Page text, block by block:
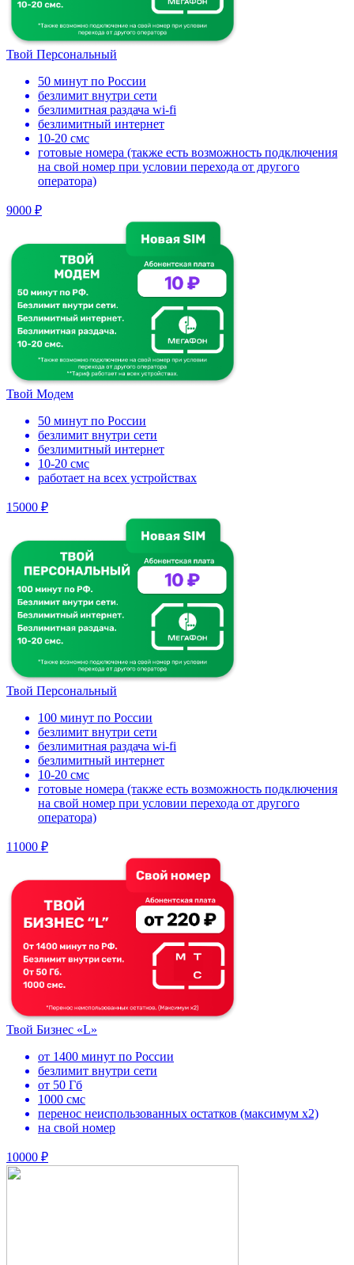
Твой Персональный
50 минут по России
безлимит внутри сети
безлимитная раздача wi-fi
безлимитный интернет
10-20 смс
готовые номера (также есть возможность подключения
на свой номер при условии перехода от другого
оператора)
9000 ₽
Твой Модем
50 минут по России
безлимит внутри сети
безлимитный интернет
10-20 смс
работает на всех устройствах
15000 ₽
Твой Персональный
100 минут по России
безлимит внутри сети
безлимитная раздача wi-fi
безлимитный интернет
10-20 смс
готовые номера (также есть возможность подключения
на свой номер при условии перехода от другого
оператора)
11000 ₽
Твой Бизнес «L»
от 1400 минут по России
безлимит внутри сети
от 50 Гб
1000 смс
перенос неиспользованных остатков (максимум х2)
на свой номер
10000 ₽